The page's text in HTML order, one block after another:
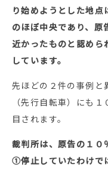
り始めようとした地
のほぼ中央であり、原
近かったものと認めら
しています。
先ほどの２件の事例と
（先行自転車）にも
目されます。
裁判所は、原告の１０
①停止していたわけで